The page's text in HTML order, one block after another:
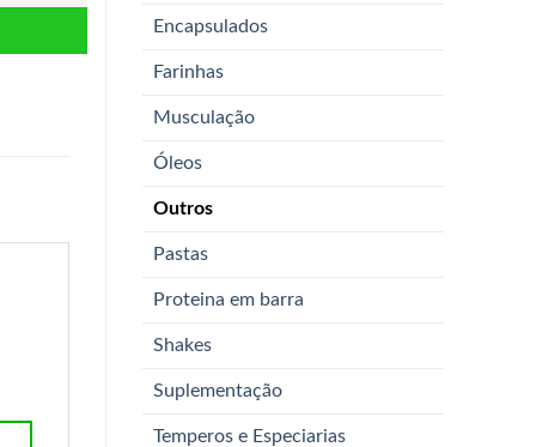
Encapsulados
Farinhas
Musculação
Óleos
Outros
Pastas
Proteina em barra
Shakes
Suplementação
Temperos e Especiarias